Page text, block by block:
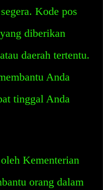
Kode pos
diberikan
daerah tertentu.
Anda
tinggal Anda
Kementerian
orang dalam